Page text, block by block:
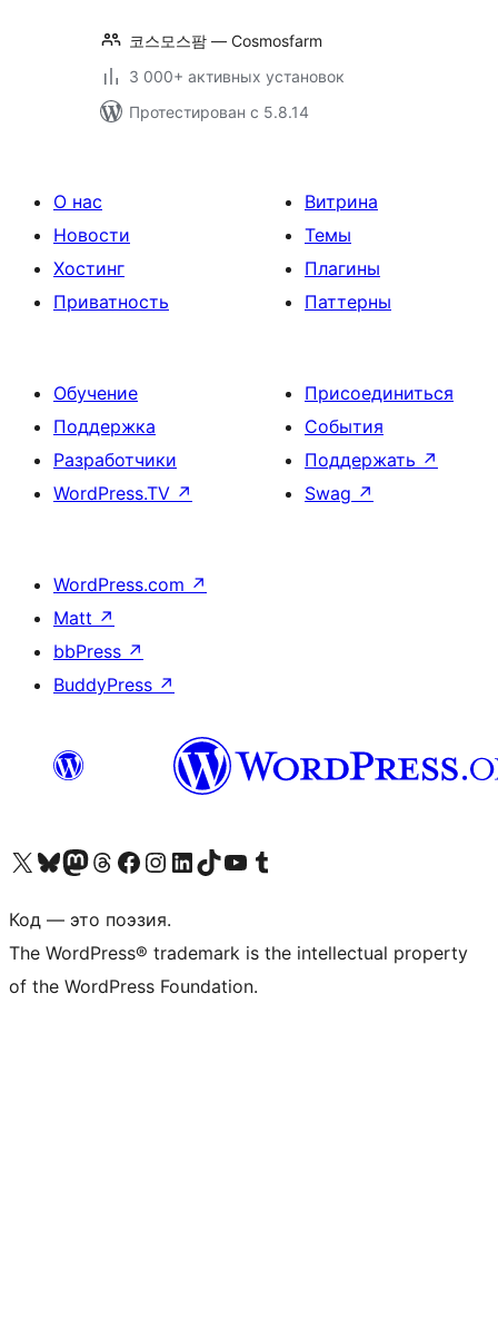
코스모스팜 — Cosmosfarm
3 000+ активных установок
Протестирован с 5.8.14
О нас
Новости
Хостинг
Приватность
Витрина
Темы
Плагины
Паттерны
Обучение
Поддержка
Разработчики
WordPress.TV ↗
Присоединиться
События
Поддержать ↗
Swag ↗
WordPress.com ↗
Matt ↗
bbPress ↗
BuddyPress ↗
Посетите нас в X (ранее Twitter)
Посетите нашу учётную запись в Bluesky
Посетите нашу ленту в Mastodon
Посетите нашу учётную запись в Threads
Посетите нашу страницу на Facebook
Посетите наш Instagram
Посетите нашу страницу в LinkedIn
Посетите нашу учётную запись в TikTok
Посетите наш канал YouTube
Посетите нашу учётную запись в Tumblr
Код — это поэзия.
The WordPress® trademark is the intellectual property
of the WordPress Foundation.